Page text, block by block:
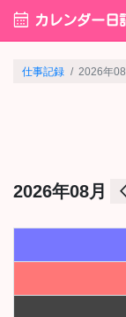
calendar_month カレンダー日
仕事記録 2026年08
2026年08月